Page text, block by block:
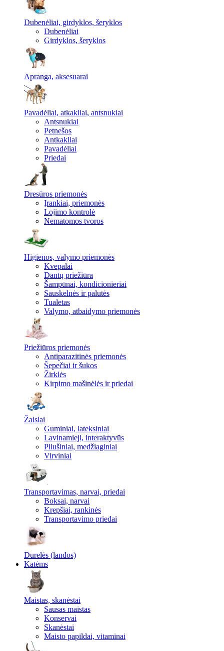
Dubenėliai, girdyklos, šeryklos
Dubenėliai
Girdyklos, šeryklos
Apranga, aksesuarai
Pavadėliai, atkakliai, antsnukiai
Antsnukiai
Petnešos
Antkakliai
Pavadėliai
Priedai
Dresūros priemonės
Įrankiai, priemonės
Lojimo kontrolė
Nematomos tvoros
Higienos, valymo priemonės
Kvepalai
Dantų priežiūra
Šampūnai, kondicionieriai
Sauskelnės ir palutės
Tualetas
Valymo, atbaidymo priemonės
Priežiūros priemonės
Antiparazitinės priemonės
Šepečiai ir šukos
Žirklės
Kirpimo mašinėlės ir priedai
Žaislai
Guminiai, lateksiniai
Lavinamieji, interaktyvūs
Pliušiniai, medžiaginiai
Virviniai
Transportavimas, narvai, priedai
Boksai, narvai
Krepšiai, rankinės
Transportavimo priedai
Durelės (landos)
Katėms
Maistas, skanėstai
Sausas maistas
Konservai
Skanėstai
Maisto papildai, vitaminai